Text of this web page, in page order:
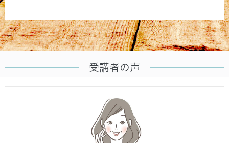
受講者の声